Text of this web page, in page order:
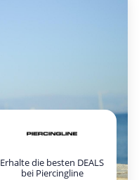
Erhalte die besten DEALS
bei Piercingline